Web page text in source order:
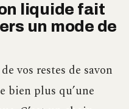
liquide fait
un mode de
vos restes de savon
bien plus qu’une